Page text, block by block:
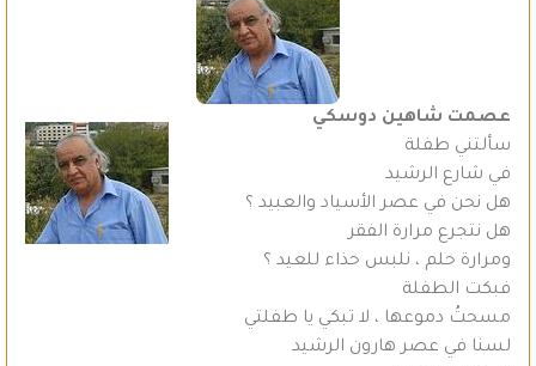
عصمت شاهين دوسكي
سألتني طفلة
في شارع الرشيد
هل نحن في عصر الأسياد والعبيد ؟
هل نتجرع مرارة الفقر
ومرارة حلم ، نلبس حذاء للعيد ؟
فبكت الطفلة
مسحتُ دموعها ، لا تبكي يا طفلتي
لسنا في عصر هارون الرشيد